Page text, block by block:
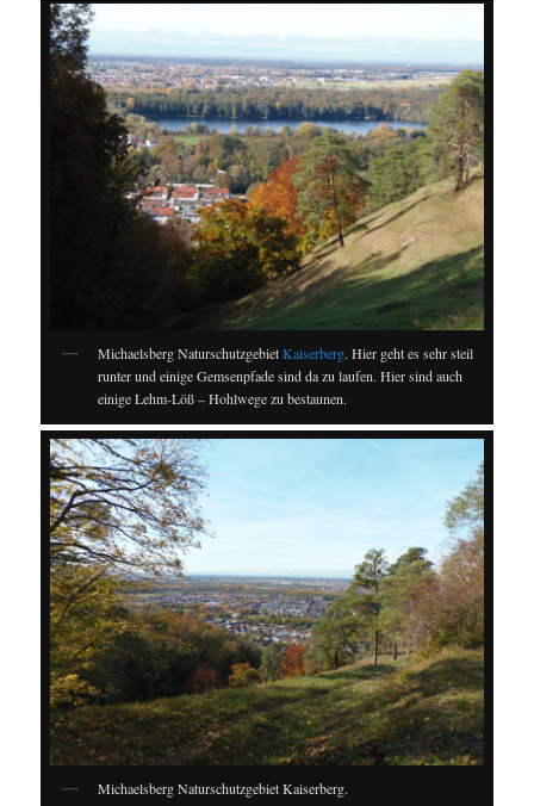
Michaelsberg NaturschutzgebietKaiserberg. Hier geht es sehr steil
runter und einige Gemsenpfade sind da zu laufen. Hier sind auch
einige Lehm-Löß – Hohlwege zu bestaunen.
Michaelsberg Naturschutzgebiet Kaiserberg.